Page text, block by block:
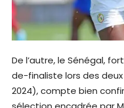
De l’autre, le Sénégal,
de-finaliste lors des
2024), compte bien